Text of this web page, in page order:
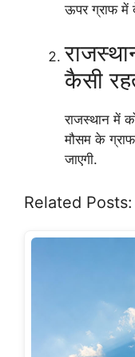
ऊपर ग्राफ
कैसी
राजस्थान में
मौसम के
जाएगी.
Related Posts: